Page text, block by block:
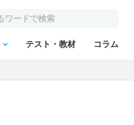
テスト・教材 コラム